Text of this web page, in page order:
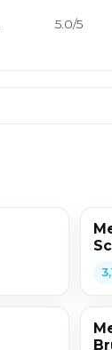
5.0/5